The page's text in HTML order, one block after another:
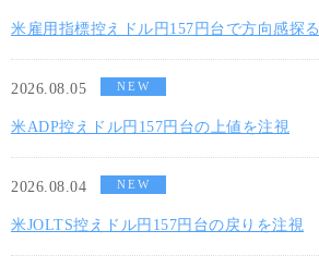
米雇用指標控えドル円157円台で方向感探る
2026.08.05 NEW
米ADP控えドル円157円台の上値を注視
2026.08.04 NEW
米JOLTS控えドル円157円台の戻りを注視